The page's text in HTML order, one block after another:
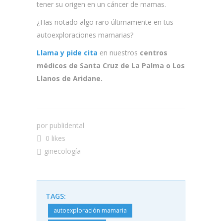
tener su origen en un cáncer de mamas.
¿Has notado algo raro últimamente en tus
autoexploraciones mamarias?
Llama y pide cita en nuestros centros
médicos de Santa Cruz de La Palma o Los
Llanos de Aridane.
por publidental
0 likes
ginecología
TAGS:
autoexploración mamaria